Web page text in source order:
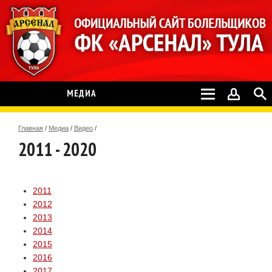
МЕДИА
Главная / Медиа / Видео /
2011 - 2020
2011
2012
2013
2014
2015
2016